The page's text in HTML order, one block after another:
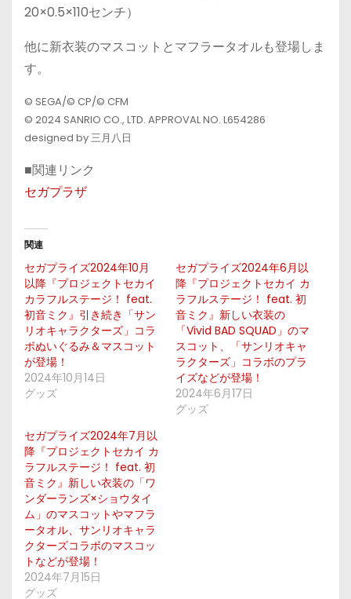
20×0.5×110センチ）
他に新衣装のマスコットとマフラータオルも登場しま
す。
© SEGA/© CP/© CFM
© 2024 SANRIO CO., LTD. APPROVAL NO. L654286
designed by 三月八日
■関連リンク
セガプラザ
関連
セガプライズ2024年10月
以降『プロジェクトセカイ
カラフルステージ！ feat.
初音ミク』引き続き「サン
リオキャラクターズ」コラ
ボぬいぐるみ＆マスコット
が登場！
2024年10月14日
グッズ
セガプライズ2024年6月以
降『プロジェクトセカイ カ
ラフルステージ！ feat. 初
音ミク』新しい衣装の
「Vivid BAD SQUAD」のマ
スコット、「サンリオキャ
ラクターズ」コラボのプラ
イズなどが登場！
2024年6月17日
グッズ
セガプライズ2024年7月以
降『プロジェクトセカイ カ
ラフルステージ！ feat. 初
音ミク』新しい衣装の「ワ
ンダーランズ×ショウタイ
ム」のマスコットやマフラ
ータオル、サンリオキャラ
クターズコラボのマスコッ
トなどが登場！
2024年7月15日
グッズ